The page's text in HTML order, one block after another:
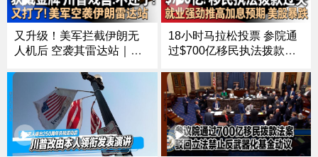
《中文正点》26.6.7
又升级！美军拦截伊朗无
人机后 空袭其雷达站｜获
爱金子，不还了｜NBA总
决赛尼克斯先赢2场 纽约球
迷狂欢失控 26人被拘｜普
京拒会面 乌无人机袭击圣
彼得堡《中文正点》26.6.6
18小时马拉松投票 参院通
过$700亿移民执法拨款｜5
升温、美股暴跌｜川普炮
轰加州民主党人窃取选举
后 联邦展开调查｜250国庆
音乐会改集会 川普将登场
《中文正点》26.6.5